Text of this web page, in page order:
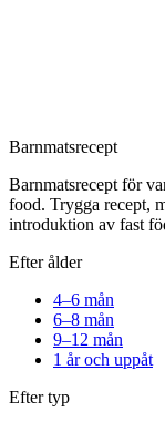
Barnmatsrecept
Barnmatsrecept för
food. Trygga recept,
introduktion av fast
Efter ålder
4–6 mån
6–8 mån
9–12 mån
1 år och uppåt
Efter typ